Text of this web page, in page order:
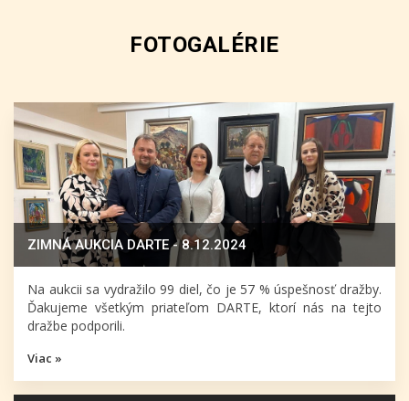
FOTOGALÉRIE
ZIMNÁ AUKCIA DARTE - 8.12.2024
Na aukcii sa vydražilo 99 diel, čo je 57 % úspešnosť dražby.
Ďakujeme všetkým priateľom DARTE, ktorí nás na tejto
dražbe podporili.
Viac »